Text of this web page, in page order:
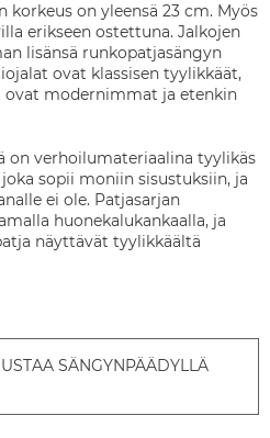
korkeus on yleensä 23 cm. Myös
erikseen ostettuna. Jalkojen
lisänsä runkopatjasängyn
ovat klassisen tyylikkäät,
ovat modernimmat ja etenkin
on verhoilumateriaalina tyylikäs
sopii moniin sisustuksiin, ja
ei ole. Patjasarjan
huonekalukankaalla, ja
näyttävät tyylikkäältä
SÄNGYNPÄÄDYLLÄ